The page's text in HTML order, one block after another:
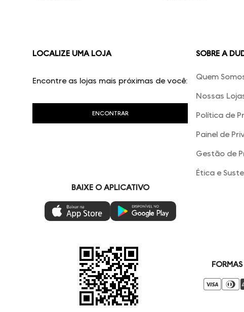
LOCALIZE UMA LOJA
Encontre as lojas mais próximas de você:
BAIXE O APLICATIVO
SOBRE A
Quem
Nossas
Política de
Painel de
Gestão de
Ética e